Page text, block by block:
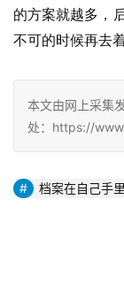
的方案就越多，
不可的时候再去
本文由网上采集
处：https://
档案在自己手里